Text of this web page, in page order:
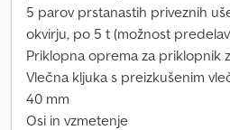
5 parov prstanastih priveznih
okvirju, po 5 t (možnost
Priklopna oprema za priklopnik
Vlečna kljuka s preizkušenim
40 mm
Osi in vzmetenje